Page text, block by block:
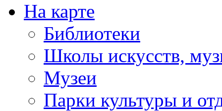
На карте
Библиотеки
Школы искусств,
Музеи
Парки культуры и